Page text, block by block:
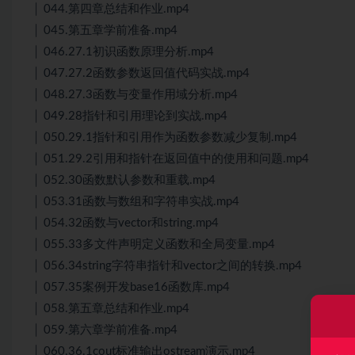
│ 044.第四章总结和作业.mp4
│ 045.第五章学前准备.mp4
│ 046.27.1初识函数原理分析.mp4
│ 047.27.2函数参数返回值代码实战.mp4
│ 048.27.3函数与变量作用域分析.mp4
│ 049.28指针和引用理论到实战.mp4
│ 050.29.1指针和引用作为函数参数减少复制.mp4
│ 051.29.2引用和指针在返回值中的使用和问题.mp4
│ 052.30函数默认参数和重载.mp4
│ 053.31函数与数组和字符串实战.mp4
│ 054.32函数与vector和string.mp4
│ 055.33多文件声明定义函数和全局变量.mp4
│ 056.34string字符串指针和vector之间的转换.mp4
│ 057.35案例开发base16函数库.mp4
│ 058.第五章总结和作业.mp4
│ 059.第六章学前准备.mp4
│ 060.36.1cout标准输出ostream演示.mp4